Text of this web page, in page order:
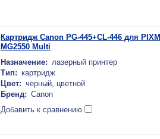
Картридж Canon PG-445+CL-446 для
MG2550 Multi
Назначение: лазерный принтер
Тип: картридж
Цвет: черный, цветной
Бренд: Canon
Добавить к сравнению